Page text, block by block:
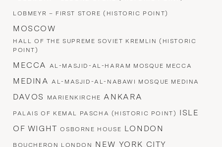
LOBMEYR – FIRST STORE (HISTORIC POINT)
MOSCOW
HALL OF THE SUPREME SOVIET KREMLIN (HISTORIC
POINT)
MECCA AL-MASJID-AL-HARAM MOSQUE MECCA
MEDINAAL-MASJID-AL-NABAWI MOSQUE MEDINA
DAVOS MARIENKIRCHE ANKARA
PALAIS OF KEMAL PASCHA (HISTORIC POINT)
ISLE
OF WIGHTOSBORNE HOUSE LONDON
BOUCHERON LONDON NEW YORK CITY